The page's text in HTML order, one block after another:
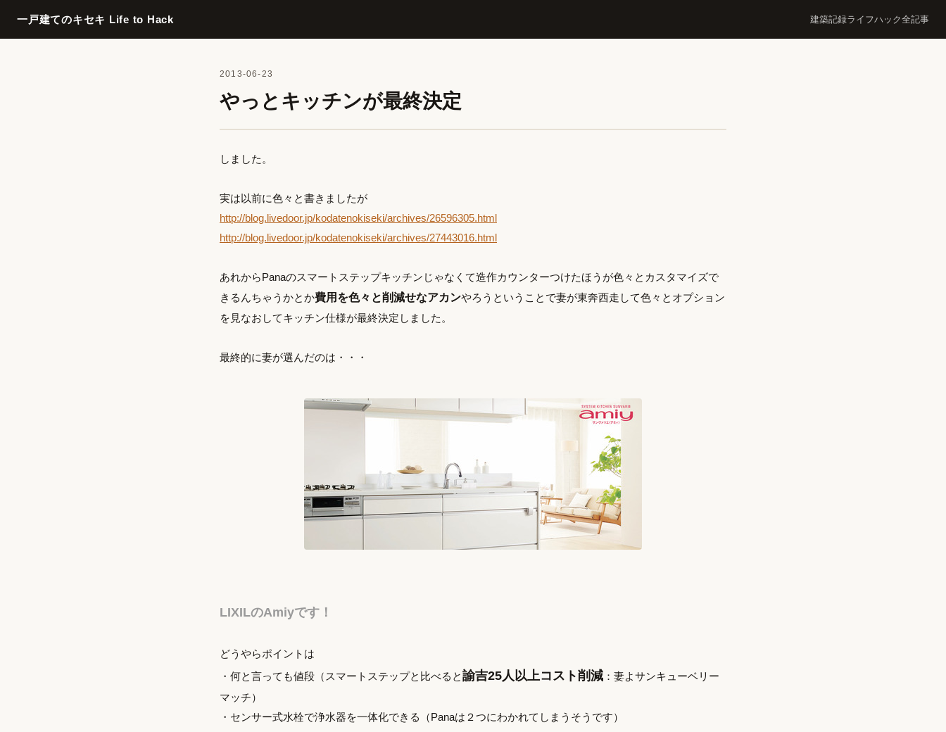
一戸建てのキセキ Life to Hack 建築記録ライフハック全記事
2013-06-23
やっとキッチンが最終決定
しました。
実は以前に色々と書きましたが
http://blog.livedoor.jp/kodatenokiseki/archives/26596305.html
http://blog.livedoor.jp/kodatenokiseki/archives/27443016.html
あれからPanaのスマートステップキッチンじゃなくて造作カウンターつけたほうが色々とカスタマイズで
きるんちゃうかとか費用を色々と削減せなアカンやろうということで妻が東奔西走して色々とオプション
を見なおしてキッチン仕様が最終決定しました。
最終的に妻が選んだのは・・・
LIXILのAmiyです！
どうやらポイントは
・何と言っても値段（スマートステップと比べると諭吉25人以上コスト削減 ：妻よサンキューベリー
マッチ）
・センサー式水栓で浄水器を一体化できる（Panaは２つにわかれてしまうそうです）